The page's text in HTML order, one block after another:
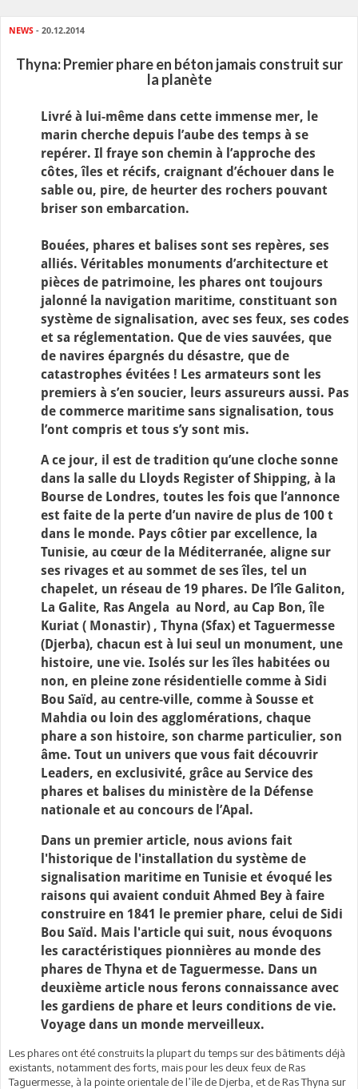
NEWS - 20.12.2014
Thyna: Premier phare en béton jamais construit sur
la planète
Livré à lui-même dans cette immense mer, le
marin cherche depuis l’aube des temps à se
repérer. Il fraye son chemin à l’approche des
côtes, îles et récifs, craignant d’échouer dans le
sable ou, pire, de heurter des rochers pouvant
briser son embarcation.
Bouées, phares et balises sont ses repères, ses
alliés. Véritables monuments d’architecture et
pièces de patrimoine, les phares ont toujours
jalonné la navigation maritime, constituant son
système de signalisation, avec ses feux, ses codes
et sa réglementation. Que de vies sauvées, que
de navires épargnés du désastre, que de
catastrophes évitées ! Les armateurs sont les
premiers à s’en soucier, leurs assureurs aussi. Pas
de commerce maritime sans signalisation, tous
l’ont compris et tous s’y sont mis.
A ce jour, il est de tradition qu’une cloche sonne
dans la salle du Lloyds Register of Shipping, à la
Bourse de Londres, toutes les fois que l’annonce
est faite de la perte d’un navire de plus de 100 t
dans le monde. Pays côtier par excellence, la
Tunisie, au cœur de la Méditerranée, aligne sur
ses rivages et au sommet de ses îles, tel un
chapelet, un réseau de 19 phares. De l’île Galiton,
La Galite, Ras Angela au Nord, au Cap Bon, île
Kuriat ( Monastir) , Thyna (Sfax) et Taguermesse
(Djerba), chacun est à lui seul un monument, une
histoire, une vie. Isolés sur les îles habitées ou
non, en pleine zone résidentielle comme à Sidi
Bou Saïd, au centre-ville, comme à Sousse et
Mahdia ou loin des agglomérations, chaque
phare a son histoire, son charme particulier, son
âme. Tout un univers que vous fait découvrir
Leaders, en exclusivité, grâce au Service des
phares et balises du ministère de la Défense
nationale et au concours de l’Apal.
Dans un premier article, nous avions fait
l'historique de l'installation du système de
signalisation maritime en Tunisie et évoqué les
raisons qui avaient conduit Ahmed Bey à faire
construire en 1841 le premier phare, celui de Sidi
Bou Saïd. Mais l'article qui suit, nous évoquons
les caractéristiques pionnières au monde des
phares de Thyna et de Taguermesse. Dans un
deuxième article nous ferons connaissance avec
les gardiens de phare et leurs conditions de vie.
Voyage dans un monde merveilleux.
Les phares ont été construits la plupart du temps sur des bâtiments déjà
existants, notamment des forts, mais pour les deux feux de Ras
Taguermesse, à la pointe orientale de l’île de Djerba, et de Ras Thyna sur